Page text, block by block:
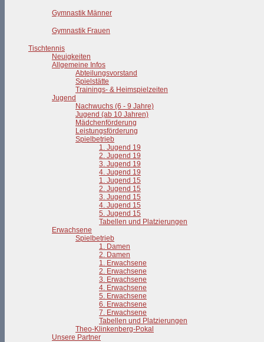
Gymnastik Männer
Gymnastik Frauen
Tischtennis
Neuigkeiten
Allgemeine Infos
Abteilungsvorstand
Spielstätte
Trainings- & Heimspielzeiten
Jugend
Nachwuchs (6 - 9 Jahre)
Jugend (ab 10 Jahren)
Mädchenförderung
Leistungsförderung
Spielbetrieb
1. Jugend 19
2. Jugend 19
3. Jugend 19
4. Jugend 19
1. Jugend 15
2. Jugend 15
3. Jugend 15
4. Jugend 15
5. Jugend 15
Tabellen und Platzierungen
Erwachsene
Spielbetrieb
1. Damen
2. Damen
1. Erwachsene
2. Erwachsene
3. Erwachsene
4. Erwachsene
5. Erwachsene
6. Erwachsene
7. Erwachsene
Tabellen und Platzierungen
Theo-Klinkenberg-Pokal
Unsere Partner